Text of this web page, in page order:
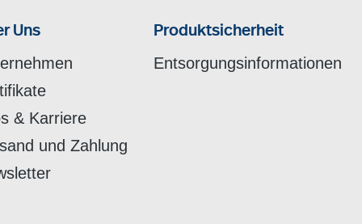
Uns
& Karriere
und Zahlung
Produktsicherheit
Entsorgungsinformationen